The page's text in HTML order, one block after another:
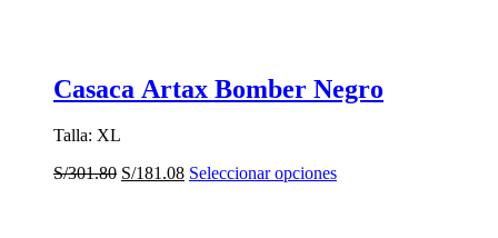
Casaca Artax Bomber Negro
Talla: XL
S/301.80 El
S/181.08ElSeleccionar opcionesEste